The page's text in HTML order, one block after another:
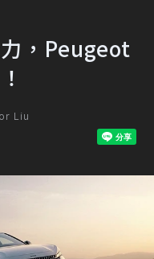
，Peugeot
Liu